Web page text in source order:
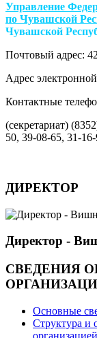
Управление
по Чувашской
Чувашской
Почтовый адрес:
Адрес
Контактные
(секретариат)
50, 39-08-65, 31-
ДИРЕКТОР
Директор -
СВЕДЕНИЯ
Основные
Структура и
организацией